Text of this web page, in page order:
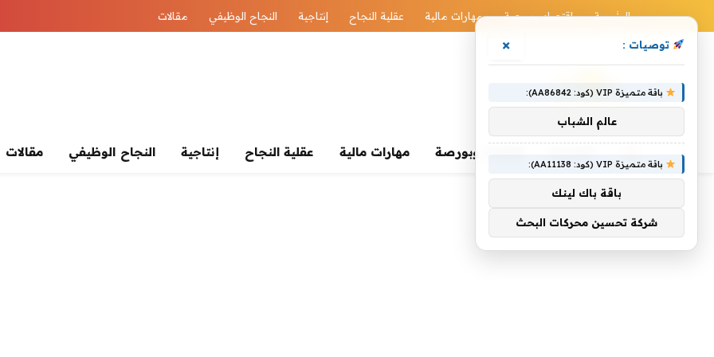
الرئيسية اقتصاد وبورصة مهارات مالية عقلية النجاح إنتاجية النجاح الوظيفي مقالات
اقتصاد وبورصة مهارات مالية عقلية النجاح إنتاجية النجاح الوظيفي مقالات
توصيات : ×
باقة متميزة VIP (كود: AA86842):
عالم الشباب
باقة متميزة VIP (كود: AA11138):
باقة باك لينك
شركة تحسين محركات البحث